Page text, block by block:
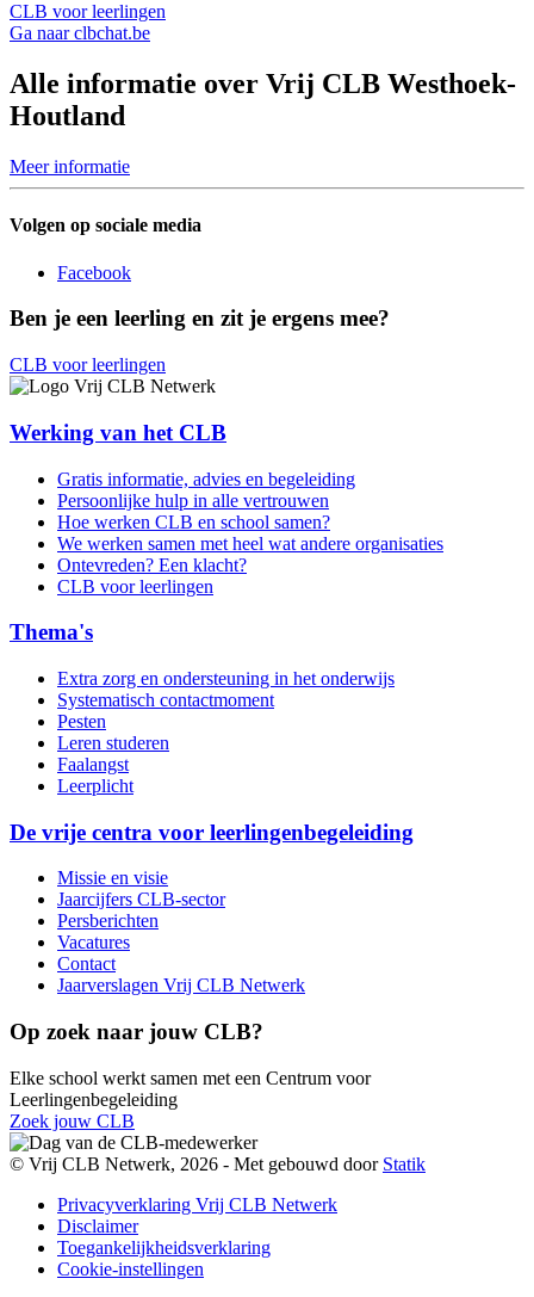
CLB voor leerlingen
Ga naar clbchat.be
Alle informatie over Vrij CLB Westhoek-
Houtland
Meer informatie
Volgen op sociale media
Facebook
Ben je een leerling en zit je ergens mee?
CLB voor leerlingen
Werking van het CLB
Gratis informatie, advies en begeleiding
Persoonlijke hulp in alle vertrouwen
Hoe werken CLB en school samen?
We werken samen met heel wat andere organisaties
Ontevreden? Een klacht?
CLB voor leerlingen
Thema's
Extra zorg en ondersteuning in het onderwijs
Systematisch contactmoment
Pesten
Leren studeren
Faalangst
Leerplicht
De vrije centra voor leerlingenbegeleiding
Missie en visie
Jaarcijfers CLB-sector
Persberichten
Vacatures
Contact
Jaarverslagen Vrij CLB Netwerk
Op zoek naar jouw CLB?
Elke school werkt samen met een Centrum voor
Leerlingenbegeleiding
Zoek jouw CLB
© Vrij CLB Netwerk, 2026 - Met gebouwd door Statik
Privacyverklaring Vrij CLB Netwerk
Disclaimer
Toegankelijkheidsverklaring
Cookie-instellingen